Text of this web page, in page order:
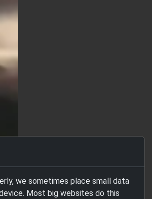
we sometimes place small data
Most big websites do this